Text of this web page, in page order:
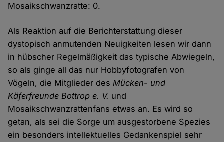
Mosaikschwanzratte: 0.
Als Reaktion auf die Berichterstattung dieser
dystopisch anmutenden Neuigkeiten lesen wir dann
in hübscher Regelmäßigkeit das typische Abwiegeln,
so als ginge all das nur Hobbyfotografen von
Vögeln, die Mitglieder desMücken- und
Käferfreunde Bottrop e. V. und
Mosaikschwanzrattenfans etwas an. Es wird so
getan, als sei die Sorge um ausgestorbene Spezies
ein besonders intellektuelles Gedankenspiel sehr